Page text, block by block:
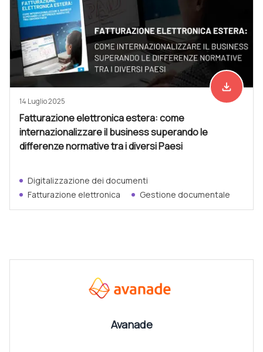
Scarica
file_download
14 Luglio 2025
Fatturazione elettronica estera: come
internazionalizzare il business superando le
differenze normative tra i diversi Paesi
Digitalizzazione dei documenti
Fatturazione elettronica
Gestione documentale
Avanade